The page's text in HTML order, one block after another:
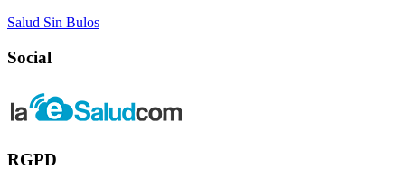
Salud Sin Bulos
Social
RGPD